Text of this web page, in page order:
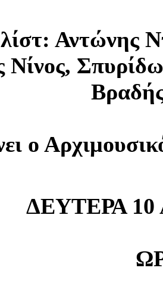
Αντώνης
Νίνος,
ο
ΔΕΥΤΕΡΑ